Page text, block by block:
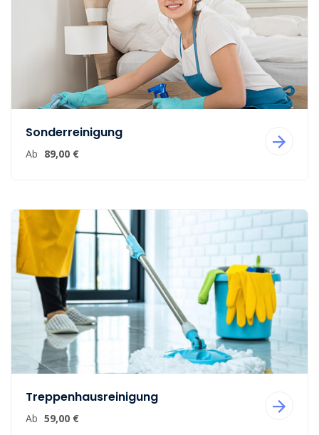
Sonderreinigung
Ab 89,00 €
Treppenhausreinigung
Ab 59,00 €